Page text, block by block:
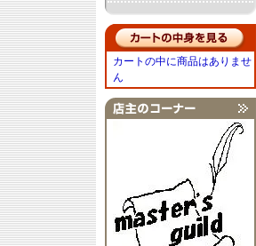
カートの中に商品はありませ
ん